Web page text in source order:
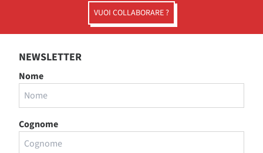
VUOI COLLABORARE ?
NEWSLETTER
Nome
Cognome